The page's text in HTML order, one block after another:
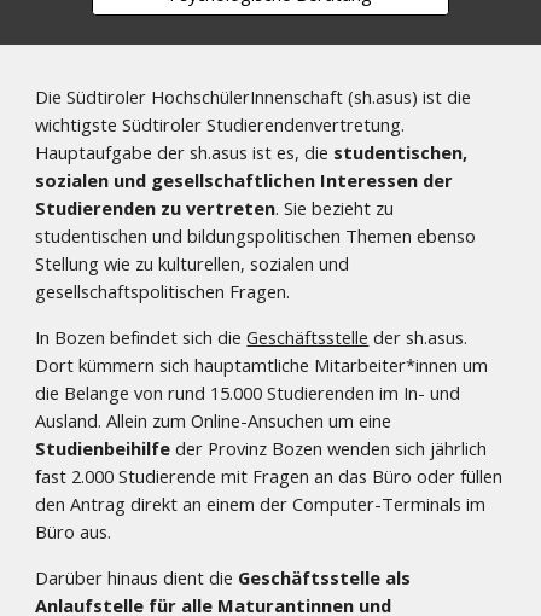
Die Südtiroler HochschülerInnenschaft (sh.asus) ist die
wichtigste Südtiroler Studierendenvertretung.
Hauptaufgabe der sh.asus ist es, die studentischen,
sozialen und gesellschaftlichen Interessen der
Studierenden zu vertreten. Sie bezieht zu
studentischen und bildungspolitischen Themen ebenso
Stellung wie zu kulturellen, sozialen und
gesellschaftspolitischen Fragen.
In Bozen befindet sich dieGeschäftsstelle der sh.asus.
Dort kümmern sich hauptamtliche Mitarbeiter*innen um
die Belange von rund 15.000 Studierenden im In- und
Ausland. Allein zum Online-Ansuchen um eine
Studienbeihilfe der Provinz Bozen wenden sich jährlich
fast 2.000 Studierende mit Fragen an das Büro oder füllen
den Antrag direkt an einem der Computer-Terminals im
Büro aus.
Darüber hinaus dient die Geschäftsstelle als
Anlaufstelle für alle Maturantinnen und